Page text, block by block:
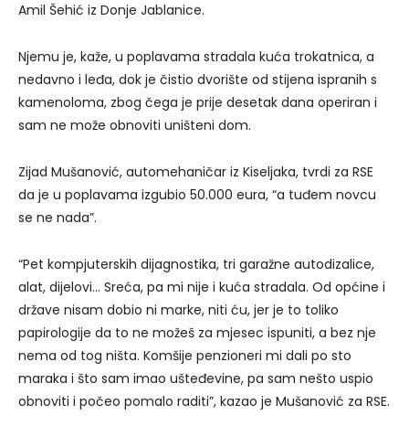
Amil Šehić iz Donje Jablanice.
Njemu je, kaže, u poplavama stradala kuća trokatnica, a
nedavno i leđa, dok je čistio dvorište od stijena ispranih s
kamenoloma, zbog čega je prije desetak dana operiran i
sam ne može obnoviti uništeni dom.
Zijad Mušanović, automehaničar iz Kiseljaka, tvrdi za RSE
da je u poplavama izgubio 50.000 eura, “a tuđem novcu
se ne nada”.
“Pet kompjuterskih dijagnostika, tri garažne autodizalice,
alat, dijelovi… Sreća, pa mi nije i kuća stradala. Od općine i
države nisam dobio ni marke, niti ću, jer je to toliko
papirologije da to ne možeš za mjesec ispuniti, a bez nje
nema od tog ništa. Komšije penzioneri mi dali po sto
maraka i što sam imao ušteđevine, pa sam nešto uspio
obnoviti i počeo pomalo raditi”, kazao je Mušanović za RSE.